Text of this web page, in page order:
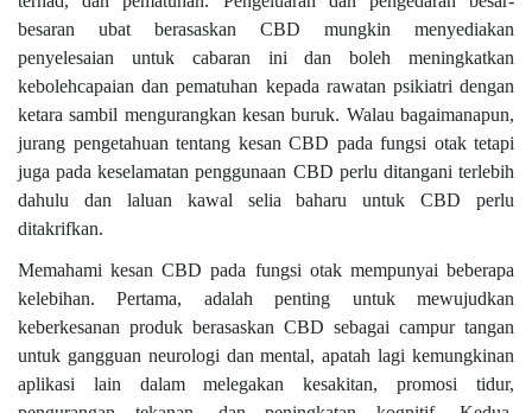
besaran ubat berasaskan CBD mungkin menyediakan
penyelesaian untuk cabaran ini dan boleh meningkatkan
kebolehcapaian dan pematuhan kepada rawatan psikiatri dengan
ketara sambil mengurangkan kesan buruk. Walau bagaimanapun,
jurang pengetahuan tentang kesan CBD pada fungsi otak tetapi
juga pada keselamatan penggunaan CBD perlu ditangani terlebih
dahulu dan laluan kawal selia baharu untuk CBD perlu
ditakrifkan.
Memahami kesan CBD pada fungsi otak mempunyai beberapa
kelebihan. Pertama, adalah penting untuk mewujudkan
keberkesanan produk berasaskan CBD sebagai campur tangan
untuk gangguan neurologi dan mental, apatah lagi kemungkinan
aplikasi lain dalam melegakan kesakitan, promosi tidur,